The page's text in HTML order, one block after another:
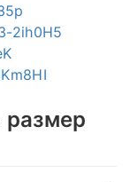
2ih0H5
размер